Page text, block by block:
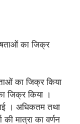
का जिक्र
का जिक्र किया
जिक्र किया ।
। अधिकतम तथा
मात्रा का वर्णन